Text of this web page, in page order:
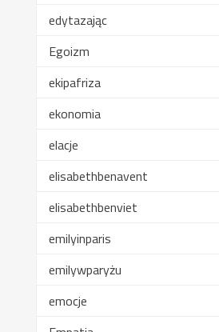
edytazając
Egoizm
ekipafriza
ekonomia
elacje
elisabethbenavent
elisabethbenviet
emilyinparis
emilywparyżu
emocje